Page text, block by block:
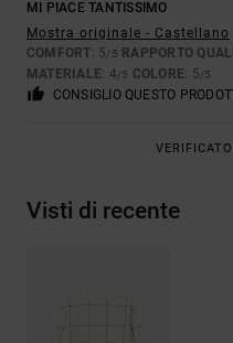
MI PIACE TANTISSIMO
Mostra originale - Castellano
COMFORT: 5/5 RAPPORTO
MATERIALE: 4/5 COLORE: 5/5
CONSIGLIO QUESTO
Visti di recente